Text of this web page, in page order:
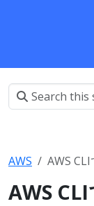
AWS AWS
AWS